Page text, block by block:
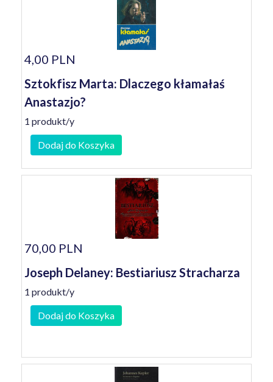
4,00 PLN
Sztokfisz Marta: Dlaczego kłamałaś
Anastazjo?
1 produkt/y
Dodaj do Koszyka
70,00 PLN
Joseph Delaney: Bestiariusz Stracharza
1 produkt/y
Dodaj do Koszyka